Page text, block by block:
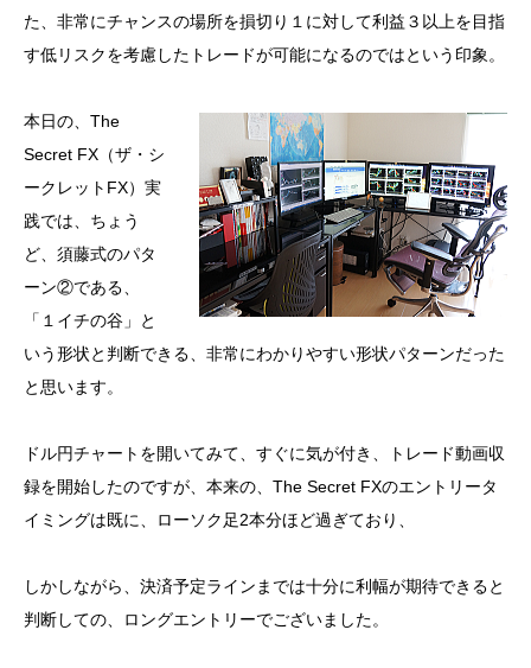
た、非常にチャンスの場所を損切り１に対して利益３以上を目指
す低リスクを考慮したトレードが可能になるのではという印象。
本日の、The
Secret FX（ザ・シ
ークレットFX）実
践では、ちょう
ど、須藤式のパタ
ーン②である、
「１イチの谷」と
いう形状と判断できる、非常にわかりやすい形状パターンだった
と思います。
ドル円チャートを開いてみて、すぐに気が付き、トレード動画収
録を開始したのですが、本来の、The Secret FXのエントリータ
イミングは既に、ローソク足2本分ほど過ぎており、
しかしながら、決済予定ラインまでは十分に利幅が期待できると
判断しての、ロングエントリーでございました。